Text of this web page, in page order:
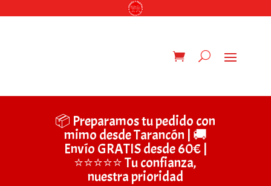
📦 Preparamos tu pedido con
mimo desde Tarancón | 🚚
Envío GRATIS desde 60€ |
⭐⭐⭐⭐⭐ Tu confianza,
nuestra prioridad